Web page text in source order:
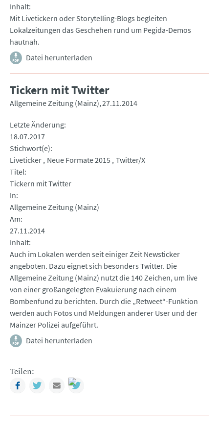
Inhalt
Mit Livetickern oder Storytelling-Blogs begleiten
Lokalzeitungen das Geschehen rund um Pegida-Demos
hautnah.
Datei herunterladen
Tickern mit Twitter
Allgemeine Zeitung (Mainz) 27.11.2014
Letzte Änderung
18.07.2017
Stichwort(e)
Liveticker Neue Formate 2015 Twitter/X
Titel
Tickern mit Twitter
In
Allgemeine Zeitung (Mainz)
Am
27.11.2014
Inhalt
Auch im Lokalen werden seit einiger Zeit Newsticker
angeboten. Dazu eignet sich besonders Twitter. Die
Allgemeine Zeitung (Mainz) nutzt die 140 Zeichen, um live
von einer großangelegten Evakuierung nach einem
Bombenfund zu berichten. Durch die „Retweet“-Funktion
werden auch Fotos und Meldungen anderer User und der
Mainzer Polizei aufgeführt.
Datei herunterladen
Teilen:
FacebookTwitterMail